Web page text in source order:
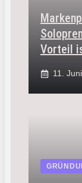
Vorteil
11.